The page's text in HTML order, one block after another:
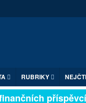
RUBRIKY